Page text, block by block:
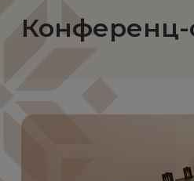
Конференц-